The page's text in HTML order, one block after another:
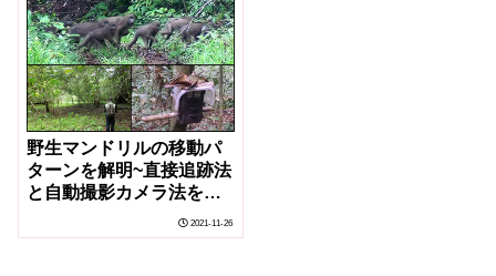
野生マンドリルの移動パ
ターンを解明~直接追跡法
と自動撮影カメラ法を組
み合わせて説得力のある
結論を得る~
2021-11-26